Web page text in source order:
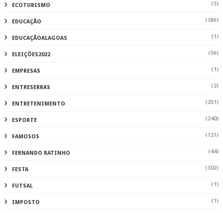
ECOTURISMO (3)
EDUCAÇÃO (386)
EDUCAÇÃOALAGOAS (1)
ELEIÇÕES2022 (56)
EMPRESAS (1)
ENTRESERRAS (2)
ENTRETENIMENTO (251)
ESPORTE (240)
FAMOSOS (121)
FERNANDO RATINHO (44)
FESTA (302)
FUTSAL (1)
IMPOSTO (1)